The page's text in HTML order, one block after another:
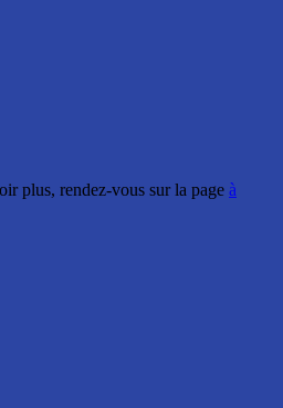
plus, rendez-vous sur la page à